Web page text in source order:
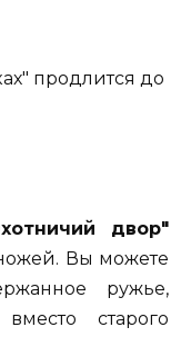
продлится до
двор"
Вы можете
ружье,
старого